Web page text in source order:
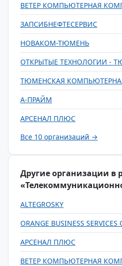
ВЕТЕР КОМПЬЮТЕРНАЯ
ЗАПСИБНЕФТЕСЕРВИС
НОВАКОМ-ТЮМЕНЬ
ОТКРЫТЫЕ ТЕХНОЛОГИИ -
ТЮМЕНСКАЯ
А-ПРАЙМ
АРСЕНАЛ ПЛЮС
Все 10 организаций →
Другие организации в
ALTEGROSKY
ORANGE BUSINESS
АРСЕНАЛ ПЛЮС
ВЕТЕР КОМПЬЮТЕРНАЯ